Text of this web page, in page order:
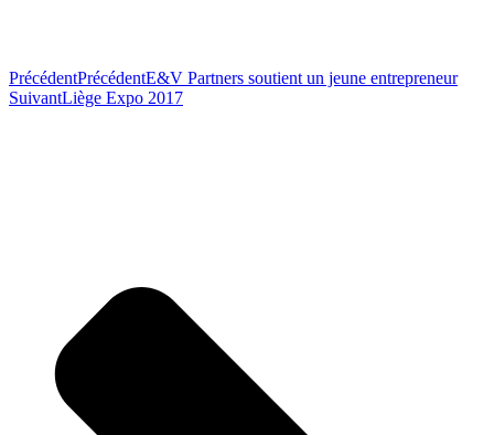
PrécédentPrécédentE&V Partners soutient un jeune entrepreneur
SuivantLiège Expo 2017